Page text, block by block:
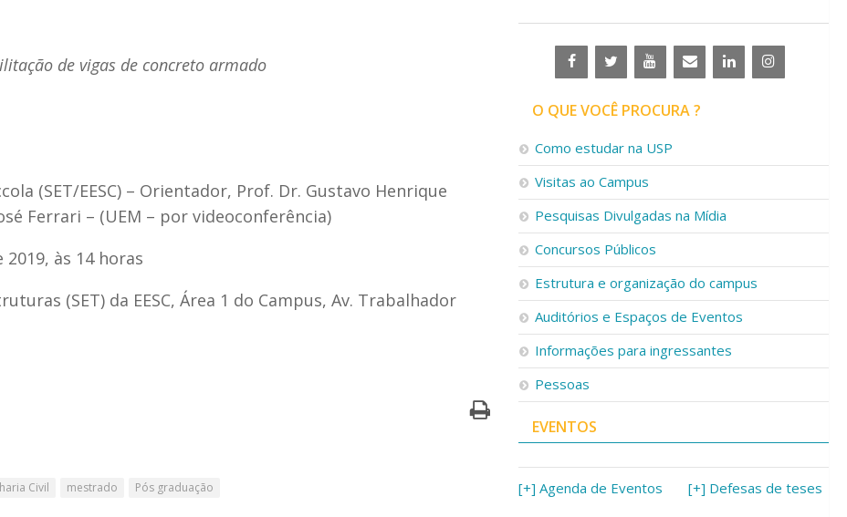
de vigas de concreto armado
(SET/EESC) – Orientador, Prof. Dr. Gustavo Henrique
Ferrari – (UEM – por videoconferência)
às 14 horas
(SET) da EESC, Área 1 do Campus, Av. Trabalhador
Civil mestrado Pós graduação
O QUE VOCÊ PROCURA ?
Como estudar na USP
Visitas ao Campus
Pesquisas Divulgadas na Mídia
Concursos Públicos
Estrutura e organização do campus
Auditórios e Espaços de Eventos
Informações para ingressantes
Pessoas
EVENTOS
[+] Agenda de Eventos [+] Defesas de teses